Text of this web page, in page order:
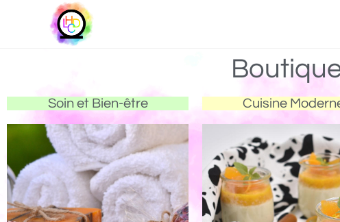
Soin et Bien-être Cuisine